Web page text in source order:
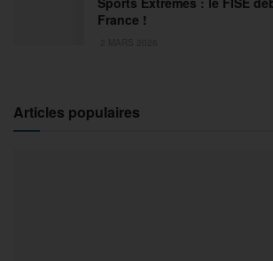
France !
Articles populaires